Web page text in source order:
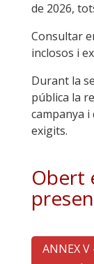
de 2026,
Consultar
inclosos i
Durant la
pública la
campanya
exigits.
Obert
ANNEX